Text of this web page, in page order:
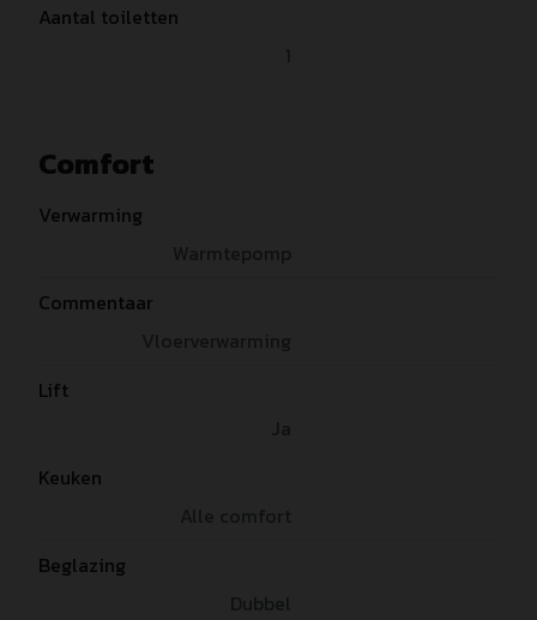
Aantal toiletten
Comfort
Verwarming
Commentaar
Lift
Keuken
Beglazing